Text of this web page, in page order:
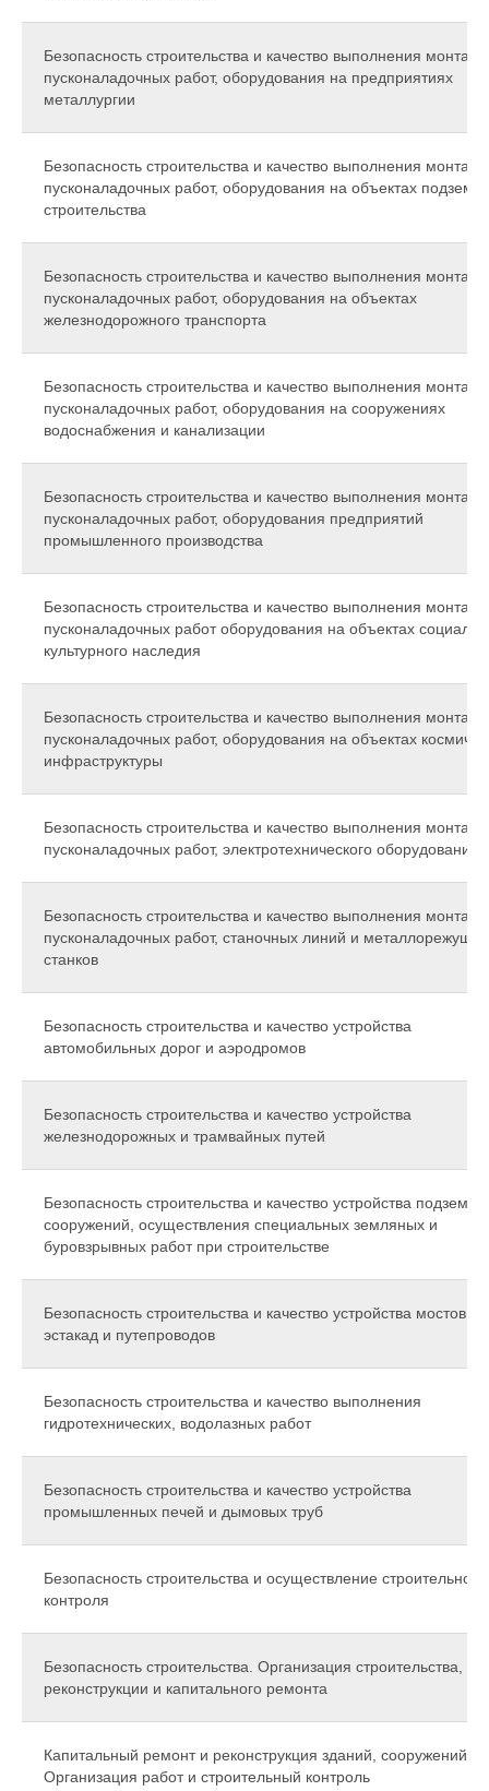
Безопасность строительства и качество выполнения
пусконаладочных работ, оборудования на предприятиях
металлургии
Безопасность строительства и качество выполнения
пусконаладочных работ, оборудования на объектах
строительства
Безопасность строительства и качество выполнения
пусконаладочных работ, оборудования на объектах
железнодорожного транспорта
Безопасность строительства и качество выполнения
пусконаладочных работ, оборудования на сооружениях
водоснабжения и канализации
Безопасность строительства и качество выполнения
пусконаладочных работ, оборудования предприятий
промышленного производства
Безопасность строительства и качество выполнения
пусконаладочных работ оборудования на объектах
культурного наследия
Безопасность строительства и качество выполнения
пусконаладочных работ, оборудования на объектах
инфраструктуры
Безопасность строительства и качество выполнения
пусконаладочных работ, электротехнического оборудования
Безопасность строительства и качество выполнения
пусконаладочных работ, станочных линий и металлорежущих
станков
Безопасность строительства и качество устройства
автомобильных дорог и аэродромов
Безопасность строительства и качество устройства
железнодорожных и трамвайных путей
Безопасность строительства и качество устройства
сооружений, осуществления специальных земляных и
буровзрывных работ при строительстве
Безопасность строительства и качество устройства мостов,
эстакад и путепроводов
Безопасность строительства и качество выполнения
гидротехнических, водолазных работ
Безопасность строительства и качество устройства
промышленных печей и дымовых труб
Безопасность строительства и осуществление строительного
контроля
Безопасность строительства. Организация строительства,
реконструкции и капитального ремонта
Капитальный ремонт и реконструкция зданий, сооружений.
Организация работ и строительный контроль